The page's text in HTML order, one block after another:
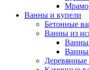
Ванны и купели
Бетонные
Ванны из
Ванны
Ванны